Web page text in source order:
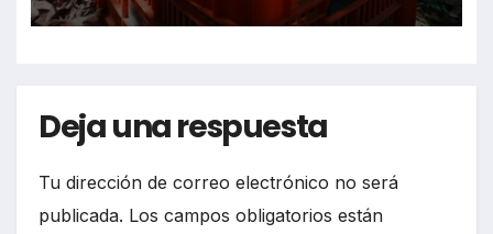
Deja una respuesta
Tu dirección de correo electrónico no será
publicada. Los campos obligatorios están